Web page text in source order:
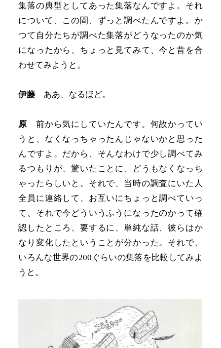
集落の典型としてあった集落なんですよ。それ
について、この間、ずっと調べたんですよ。か
つて自分たちが調べた集落がどうなったのか気
になったから、ちょっと見てみて、今と昔を合
わせてみようと。
伊藤 ああ、なるほど。
原 前から気にしていたんです。何故かってい
うと、なくなっちゃったんじゃないかと思った
んですよ。だから、そんなわけで少し調べてみ
るつもりが、驚いたことに、どうもなくなっち
ゃったらしいと。それで、当時の調査にいた人
全員に連絡して、お互いにちょっと調べていっ
て、それで今どういうふうになったのかって確
認したところ、要するに、単純な話、彼らはか
なり変化したということが分かった。それで、
いろんな世界の200ぐらいの集落を比較してみよ
うと。